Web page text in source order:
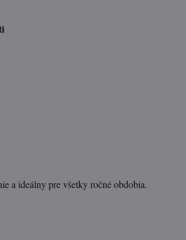
a ideálny pre všetky ročné obdobia.